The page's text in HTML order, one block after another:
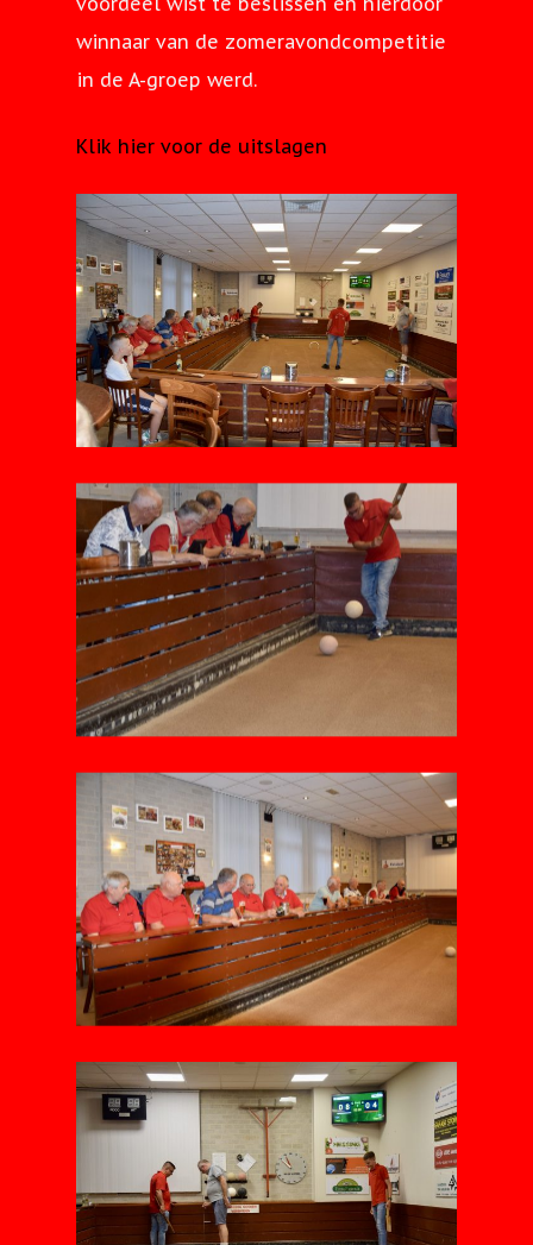
winnaar van de zomeravondcompetitie
in de A-groep werd.
Klik hier voor de uitslagen